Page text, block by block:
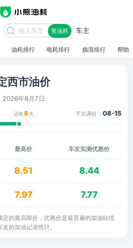
查油耗 车主
油耗排行 电耗排行 插混排行 帮助
西市油价
2026年8月7日
还有8 天 下次调价： 08-15
最高价 车友实测优惠价
8.51 8.44
7.97 7.77
定的最高限价，优惠价是最普遍的加油站优
的加油记录统计。